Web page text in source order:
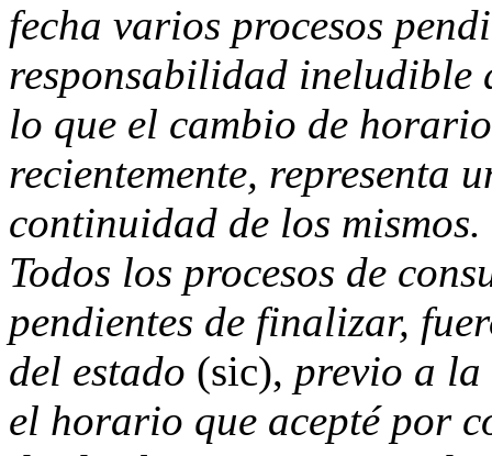
fecha varios procesos
responsabilidad ineludible
lo que el cambio de
recientemente, representa
continuidad de los mismos.
Todos los procesos de
pendientes de finalizar,
del estado (sic), previo a
el horario que acepté por